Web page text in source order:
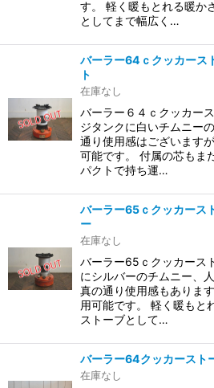
す。 軽く暖もとれる暖か
としてまで幅広く…
バーラー64ｃクッカース
ト
在庫なし
バーラー６４ｃクッカー
ジタンクに白いチムニー
通り使用感はございます
可能です。 付属の芯もま
パクトで持ち運…
バーラー65ｃクッカース
ー
在庫なし
バーラー65ｃクッカース
にシルバーのチムニー、
真の通り使用感もありま
用可能です。 軽く暖もと
ストーブとして…
バーラー64クッカースト
在庫なし